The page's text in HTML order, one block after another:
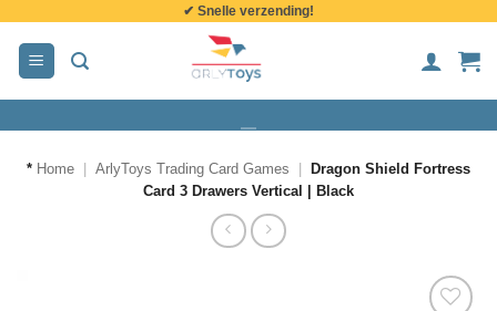
inhoud
✔ Snelle verzending!
* Home ArlyToys Trading Card Games
Dragon Shield Fortress
Card 3 Drawers Vertical | Black